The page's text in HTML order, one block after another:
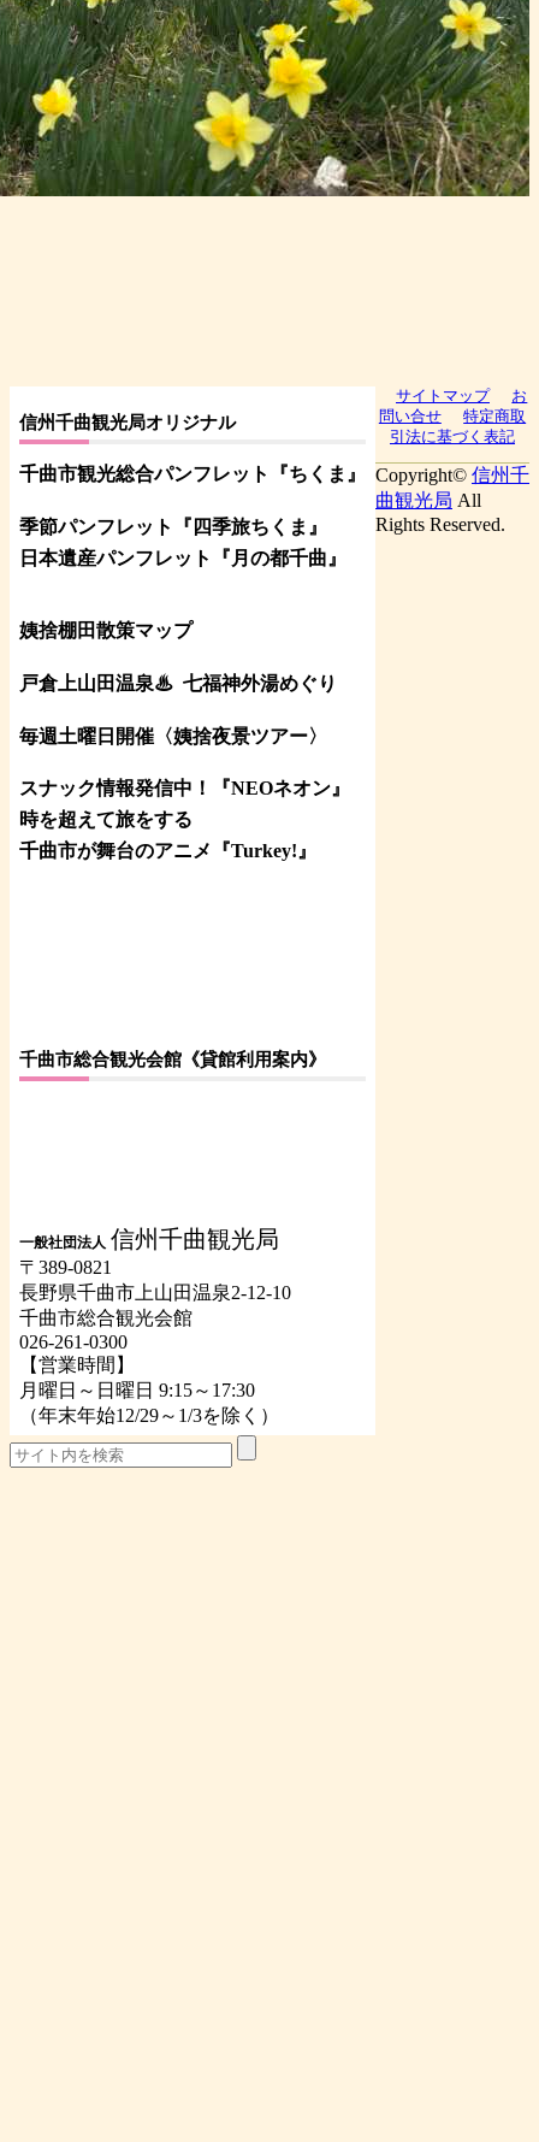
信州千曲観光局オリジナル
千曲市観光総合パンフレット 『ちくま 』
季節パンフレット『四季旅ちくま』
日本遺産パンフレット
『月の都千曲 』
姨捨棚田散策マップ
戸倉上山田温泉♨ 七福神外湯めぐり
毎週土曜日開催〈姨捨夜景ツアー〉
スナック情報発信中！『NEOネオン』
時を超えて旅をする
千曲市が舞台のアニメ『Turkey!』
千曲市総合観光会館《貸館利用案内》
一般社団法人 信州千曲観光局
〒389-0821
長野県千曲市上山田温泉2-12-10
千曲市総合観光会館
026-261-0300
【営業時間】
月曜日～日曜日 9:15～17:30
（年末年始12/29～1/3を除く）
サイトマップ
お
問い合せ
特定商取
引法に基づく表記
Copyright© 信州千
曲観光局 All
Rights Reserved.